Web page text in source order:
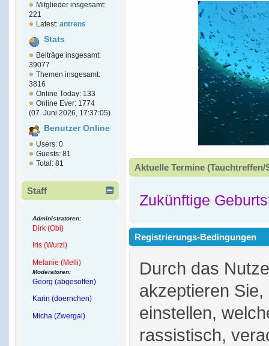
Mitglieder insgesamt:
221
Latest: antrens
Stats
Beiträge insgesamt:
39077
Themen insgesamt:
3816
Online Today: 133
Online Ever: 1774
(07. Juni 2026, 17:37:05)
Benutzer Online
Users: 0
Guests: 81
Total: 81
Staff
Administratoren:
Dirk (Obi)
Iris (Wurzl)
Melanie (Melli)
Moderatoren:
Georg (abgesoffen)
Karin (doernchen)
Micha (Zwergal)
Aktuelle Termine
Zukünftige
Registrierungs-Bedingungen
Durch das
akzeptieren
einstellen,
rassistisch,